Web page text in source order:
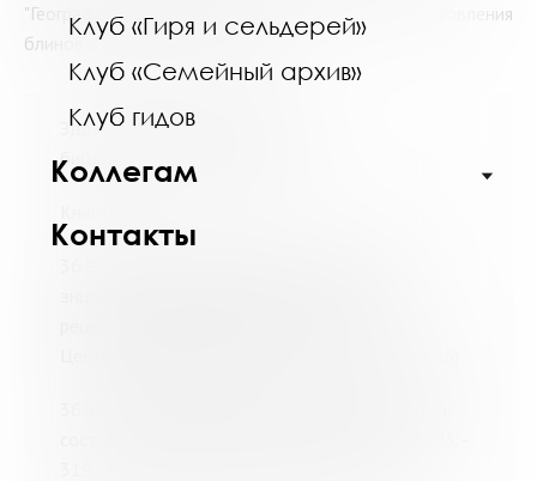
Клуб «Гиря и сельдерей»
Клуб «Семейный архив»
Клуб гидов
Коллегам
Контакты
"География распространения и особенности приготовления
блинов в разных странах мира".
Здравствуйте. Предлагаем Вам
библиографический список: